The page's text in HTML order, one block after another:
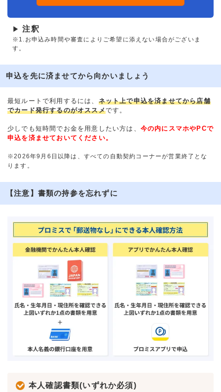
▶ 注釈
※1.お申込み時間や審査によりご希望に添えない場合がございま
す。
申込を先に済ませてから向かいましょう
最短ルートで利用するには、 ネット上で申込を済ませてから店舗
でカード発行するのがオススメです。
少しでも短時間でお金を用意したい方は、 今の内にスマホやPCで
申込を済ませておいてください。
※2026年9月6日以降は、すべての自動契約コーナーが営業終了とな
ります。
【注意】書類の持参を忘れずに
本人確認書類(いずれか必須)